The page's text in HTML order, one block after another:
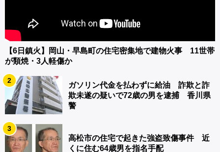
【6日鎮火】岡山・早島町の住宅密集地で建物火事 11世帯
が類焼・3人軽傷か
2
ガソリン代金を払わずに給油 詐欺と詐
欺未遂の疑いで72歳の男を逮捕 香川県
警
3
高松市の住宅で起きた強盗致傷事件 近
くに住む64歳男を指名手配